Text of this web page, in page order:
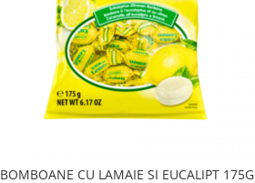
BOMBOANE CU LAMAIE SI EUCALIPT 175G